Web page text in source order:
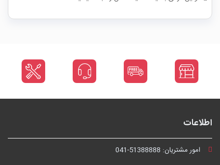
اطلاعات
امور مشتریان: 041-51388888